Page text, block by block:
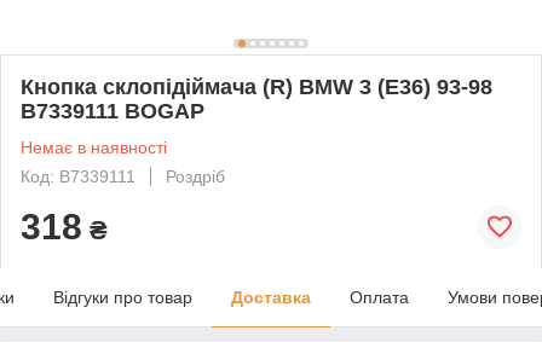
Кнопка склопідіймача (R) BMW 3 (E36) 93-98
B7339111 BOGAP
Немає в наявності
Код: B7339111
Роздріб
318 ₴
Відгуки про товар Доставка Оплата Умови